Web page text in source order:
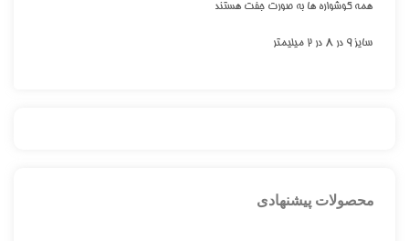
همه گوشواره ها به صورت جفت هستند
سایز ۹ در ۸ در ۲ میلیمتر
محصولات پیشنهادی